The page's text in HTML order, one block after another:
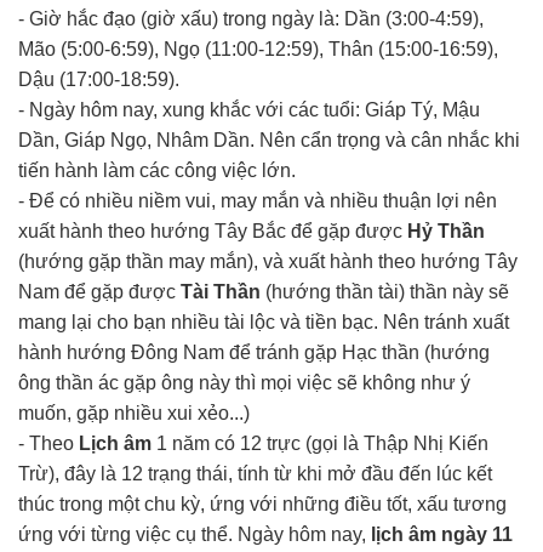
- Giờ hắc đạo (giờ xấu) trong ngày là: Dần (3:00-4:59),
Mão (5:00-6:59), Ngọ (11:00-12:59), Thân (15:00-16:59),
Dậu (17:00-18:59).
- Ngày hôm nay, xung khắc với các tuổi: Giáp Tý, Mậu
Dần, Giáp Ngọ, Nhâm Dần. Nên cẩn trọng và cân nhắc khi
tiến hành làm các công việc lớn.
- Để có nhiều niềm vui, may mắn và nhiều thuận lợi nên
xuất hành theo hướng Tây Bắc để gặp được Hỷ Thần
(hướng gặp thần may mắn), và xuất hành theo hướng Tây
Nam để gặp được Tài Thần (hướng thần tài) thần này sẽ
mang lại cho bạn nhiều tài lộc và tiền bạc. Nên tránh xuất
hành hướng Đông Nam để tránh gặp Hạc thần (hướng
ông thần ác gặp ông này thì mọi việc sẽ không như ý
muốn, gặp nhiều xui xẻo...)
- Theo Lịch âm 1 năm có 12 trực (gọi là Thập Nhị Kiến
Trừ), đây là 12 trạng thái, tính từ khi mở đầu đến lúc kết
thúc trong một chu kỳ, ứng với những điều tốt, xấu tương
ứng với từng việc cụ thể. Ngày hôm nay, lịch âm ngày 11